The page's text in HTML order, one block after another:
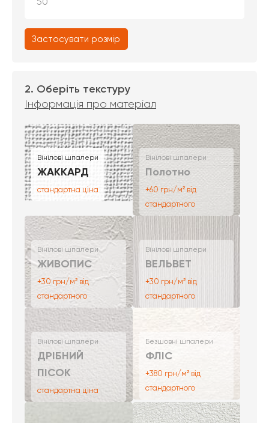
Застосувати розмір
2. Оберіть текстуру
Інформація про матеріал
Вінілові шпалери
ЖАККАРД
стандартна ціна
Вінілові шпалери
Полотно
+60 грн/м² від
стандартного
Вінілові шпалери
ЖИВОПИС
+30 грн/м² від
стандартного
Вінілові шпалери
ВЕЛЬВЕТ
+30 грн/м² від
стандартного
Вінілові шпалери
ДРІБНИЙ
ПІСОК
стандартна ціна
Безшовні шпалери
ФЛІС
+380 грн/м² від
стандартного